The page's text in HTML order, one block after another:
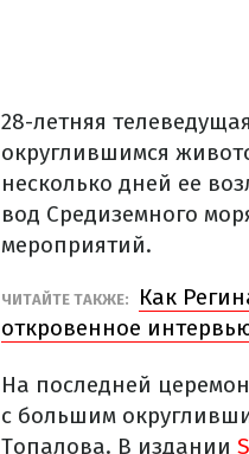
28-летняя
округлившимся
несколько дней ее
вод Средиземного
мероприятий.
ЧИТАЙТЕ ТАКЖЕ:
Как
откровенное
На последней
с большим
Топалова. В издании